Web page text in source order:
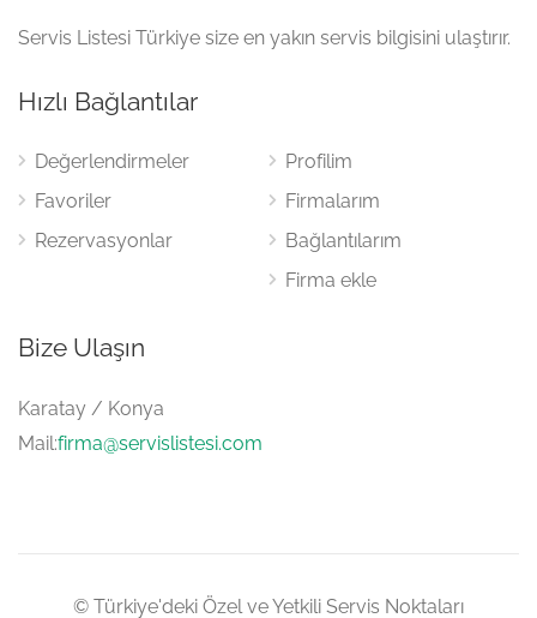
Servis Listesi Türkiye size en yakın servis bilgisini ulaştırır.
Hızlı Bağlantılar
Değerlendirmeler
Favoriler
Rezervasyonlar
Profilim
Firmalarım
Bağlantılarım
Firma ekle
Bize Ulaşın
Karatay / Konya
Mail:firma@servislistesi.com
© Türkiye'deki Özel ve Yetkili Servis Noktaları